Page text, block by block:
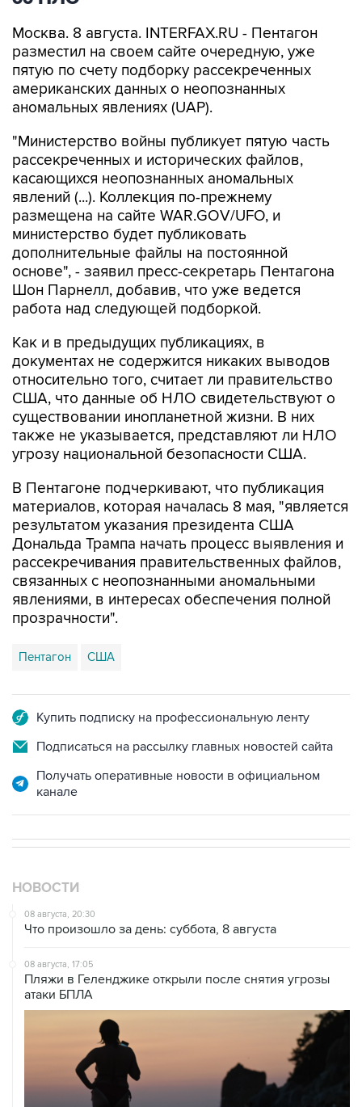
пятую по счету подборку рассекреченных
американских данных о неопознанных
аномальных явлениях (UAP).
"Министерство войны публикует пятую часть
касающихся неопознанных аномальных
явлений (...). Коллекция по-прежнему
размещена на сайте WAR.GOV/UFO, и
министерство будет публиковать
дополнительные файлы на постоянной
основе", - заявил пресс-секретарь Пентагона
Шон Парнелл, добавив, что уже ведется
работа над следующей подборкой.
Как и в предыдущих публикациях, в
относительно того, считает ли правительство
США, что данные об НЛО свидетельствуют о
существовании инопланетной жизни. В них
также не указывается, представляют ли НЛО
угрозу национальной безопасности США.
В Пентагоне подчеркивают, что публикация
результатом указания президента США
Дональда Трампа начать процесс выявления и
рассекречивания правительственных файлов,
связанных с неопознанными аномальными
явлениями, в интересах обеспечения полной
прозрачности".
Пентагон США
Подписаться на рассылку главных новостей сайта
Получать оперативные новости в официальном
08 августа, 20:30
Что произошло за день: суббота, 8 августа
08 августа, 17:05
атаки БПЛА